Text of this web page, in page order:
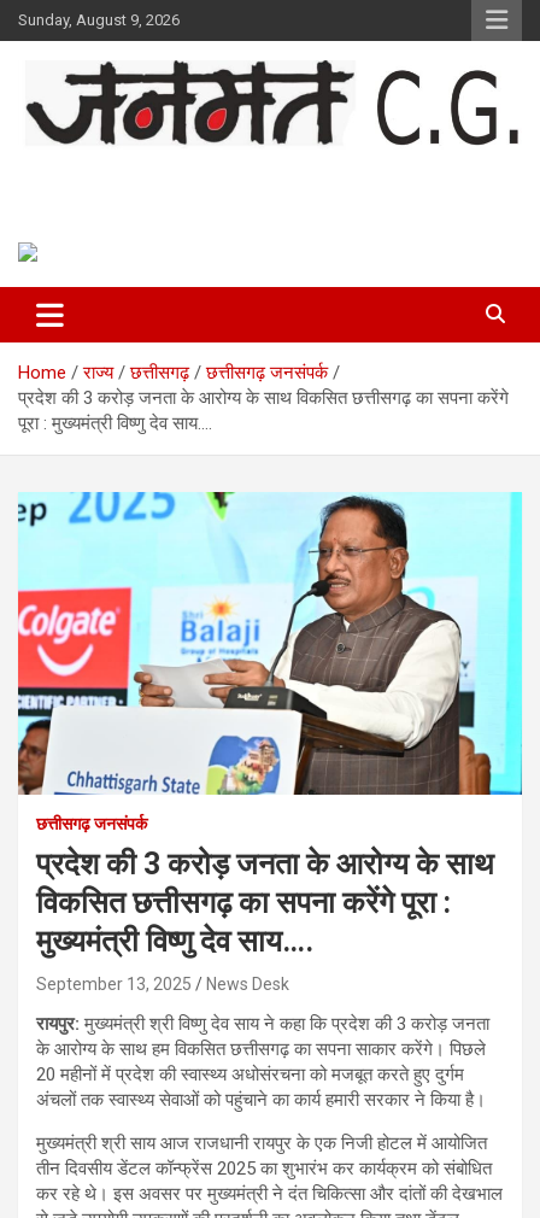
Skip
to
Sunday, August 9, 2026
Home राज्य छत्तीसगढ़
छत्तीसगढ़ जनसंपर्क
प्रदेश की 3 करोड़ जनता के आरोग्य के साथ विकसित छत्तीसगढ़ का सपना करेंगे
पूरा : मुख्यमंत्री विष्णु देव साय….
छत्तीसगढ़ जनसंपर्क
प्रदेश की 3 करोड़ जनता के आरोग्य के साथ
विकसित छत्तीसगढ़ का सपना करेंगे पूरा :
मुख्यमंत्री विष्णु देव साय….
September 13, 2025 News Desk
रायपुर: मुख्यमंत्री श्री विष्णु देव साय ने कहा कि प्रदेश की 3 करोड़ जनता
के आरोग्य के साथ हम विकसित छत्तीसगढ़ का सपना साकार करेंगे। पिछले
20 महीनों में प्रदेश की स्वास्थ्य अधोसंरचना को मजबूत करते हुए दुर्गम
अंचलों तक स्वास्थ्य सेवाओं को पहुंचाने का कार्य हमारी सरकार ने किया है।
मुख्यमंत्री श्री साय आज राजधानी रायपुर के एक निजी होटल में आयोजित
तीन दिवसीय डेंटल कॉन्फ्रेंस 2025 का शुभारंभ कर कार्यक्रम को संबोधित
कर रहे थे। इस अवसर पर मुख्यमंत्री ने दंत चिकित्सा और दांतों की देखभाल